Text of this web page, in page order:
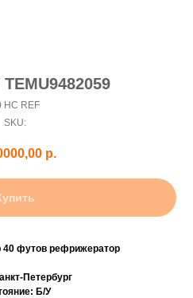
HC REF
SKU:
р.
40 футов рефрижератор
Петербург
Б/У